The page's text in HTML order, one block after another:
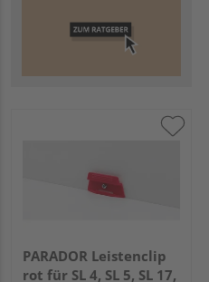
PARADOR Leistenclip
rot für SL 4, SL 5, SL 17,